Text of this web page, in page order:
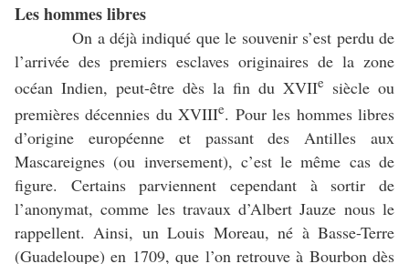
Les hommes libres
On a déjà indiqué que le souvenir s’est perdu de
l’arrivée des premiers esclaves originaires de la zone
océan Indien, peut-être dès la fin du XVIIe siècle ou
premières décennies du XVIIIe. Pour les hommes libres
d’origine européenne et passant des Antilles aux
Mascareignes (ou inversement), c’est le même cas de
figure. Certains parviennent cependant à sortir de
l’anonymat, comme les travaux d’Albert Jauze nous le
rappellent. Ainsi, un Louis Moreau, né à Basse-Terre
(Guadeloupe) en 1709, que l’on retrouve à Bourbon dès